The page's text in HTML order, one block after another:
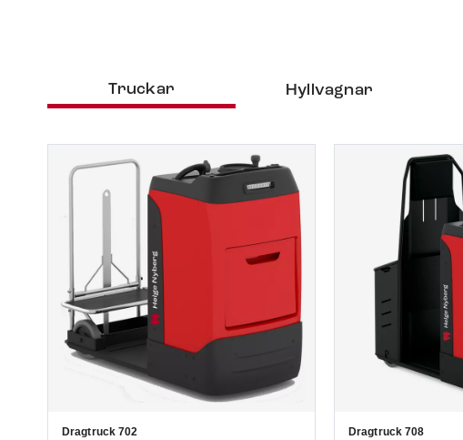
Truckar Hyllvagnar
Dragtruck 702 Dragtruck 708